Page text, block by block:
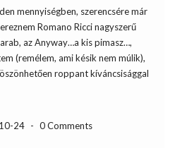
mennyiségben, szerencsére már
Romano Ricci nagyszerű
az Anyway…a kis pimasz…,
(remélem, ami késik nem múlik),
roppant kíváncsisággal
24 - 0 Comments